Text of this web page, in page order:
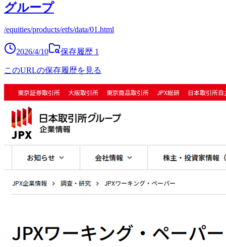
グループ
/equities/products/etfs/data/01.html
2026/4/10 保存履歴 1
このURLの保存履歴を見る